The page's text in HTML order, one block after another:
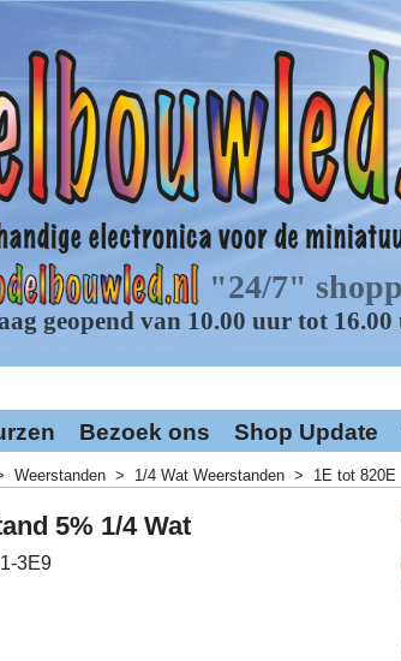
Bezoek ons Shop Update
Weerstanden > 1/4 Wat Weerstanden > 1E tot 820E
5% 1/4 Wat
3E9